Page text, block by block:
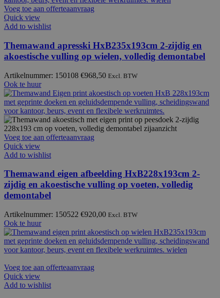
Voeg toe aan offerteaanvraag
Quick view
Add to wishlist
Themawand apresski HxB235x193cm 2-zijdig en
akoestische vulling op wielen, volledig demontabel
Artikelnummer: 150108 €968,50 Excl. BTW
Ook te huur
Voeg toe aan offerteaanvraag
Quick view
Add to wishlist
Themawand eigen afbeelding HxB228x193cm 2-
zijdig en akoestische vulling op voeten, volledig
demontabel
Artikelnummer: 150522 €920,00 Excl. BTW
Ook te huur
Voeg toe aan offerteaanvraag
Quick view
Add to wishlist